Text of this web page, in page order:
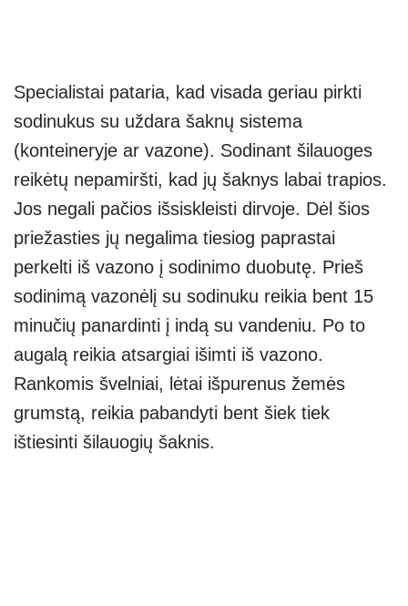
Specialistai pataria, kad visada geriau pirkti
sodinukus su uždara šaknų sistema
(konteineryje ar vazone). Sodinant šilauoges
reikėtų nepamiršti, kad jų šaknys labai trapios.
Jos negali pačios išsiskleisti dirvoje. Dėl šios
priežasties jų negalima tiesiog paprastai
perkelti iš vazono į sodinimo duobutę. Prieš
sodinimą vazonėlį su sodinuku reikia bent 15
minučių panardinti į indą su vandeniu. Po to
augalą reikia atsargiai išimti iš vazono.
Rankomis švelniai, lėtai išpurenus žemės
grumstą, reikia pabandyti bent šiek tiek
ištiesinti šilauogių šaknis.